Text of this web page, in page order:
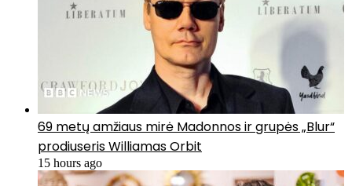
69 metų amžiaus mirė Madonnos ir grupės „Blur“
prodiuseris Williamas Orbit
15 hours ago